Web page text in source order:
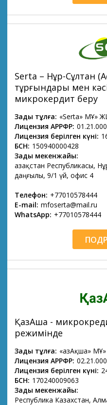
Serta – Нұр-Сұлтан
тұрғындары мен
микрокердит беру
Заңды тұлға: «Serta» МҚҰ»
Лицензия АРРФР:
Лицензия берілген күні:
БСН: 150940000428
Заңды мекенжайы:
Қазақстан Республикасы,
даңғылы, 9/1 үй, офис 4
Телефон: +77010578444
E-mail: mfoserta@mail.ru
WhatsApp: +77010578444
ҚазАқша -
режимінде
Заңды тұлға: «ҚазАқша»
Лицензия АРРФР:
Лицензия берілген күні:
БСН: 170240009063
Заңды мекенжайы:
Республика Казахстан,